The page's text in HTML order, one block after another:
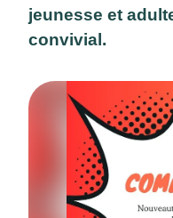
jeunesse et
convivial.